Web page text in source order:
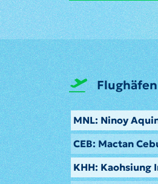
Flughäfen
MNL: Ninoy
CEB: Mactan
KHH: